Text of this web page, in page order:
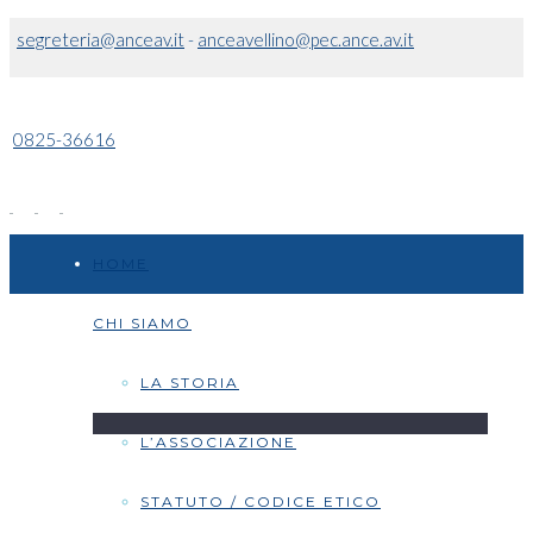
segreteria@anceav.it- anceavellino@pec.ance.av.it
0825-36616
CHI SIAMO
LA STORIA
L’ASSOCIAZIONE
STATUTO / CODICE ETICO